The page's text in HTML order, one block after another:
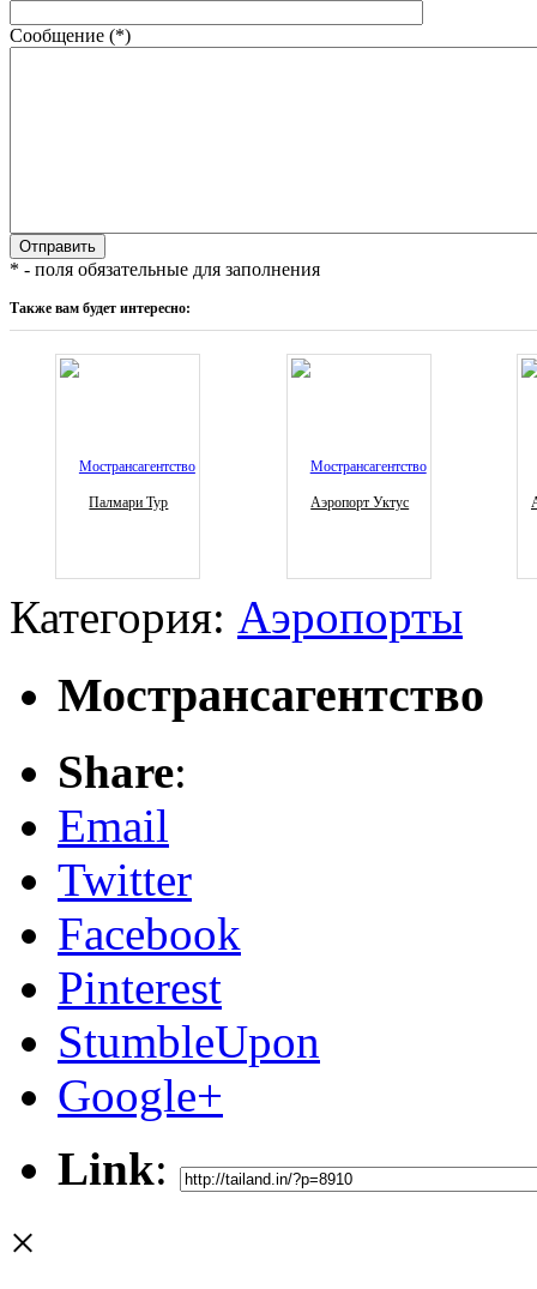
Сообщение (*)
* - поля обязательные для заполнения
Также вам будет интересно:
Палмари Тур Аэропорт Уктус
Категория: Аэропорты
Мострансагентство
Share:
Email
Twitter
Facebook
Pinterest
StumbleUpon
Google+
Link:
×